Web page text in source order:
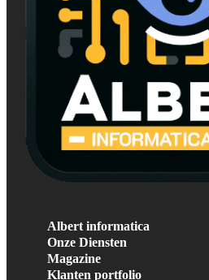
Albert informatica
Onze Diensten
Magazine
Klanten portfolio